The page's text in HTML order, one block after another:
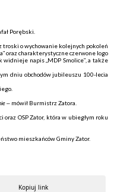
Porębski.
troski o wychowanie kolejnych pokoleń
oraz charakterystyczne czerwone logo
napis „MDP Smolice”, a także
dniu obchodów jubileuszu 100-lecia
– mówił Burmistrz Zatora.
OSP Zator, która w ubiegłym roku
mieszkańców Gminy Zator.
Kopiuj link